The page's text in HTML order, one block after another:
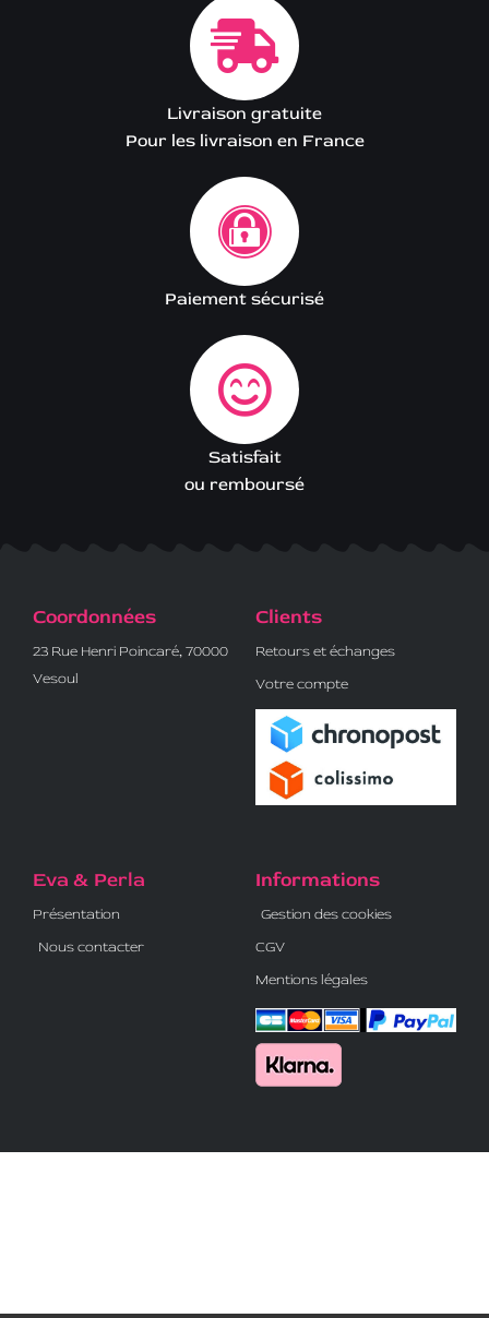
Livraison gratuite
Pour les livraison en France
Paiement sécurisé
Satisfait
ou remboursé
Coordonnées
23 Rue Henri Poincaré, 70000
Vesoul
Clients
Retours et échanges
Votre compte
Eva & Perla
Présentation
Nous contacter
Informations
Gestion des cookies
CGV
Mentions légales